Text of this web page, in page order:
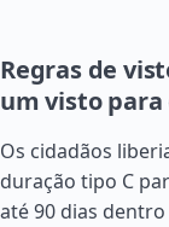
Regras de
um visto
Os cidadãos
duração tipo C
até 90 dias